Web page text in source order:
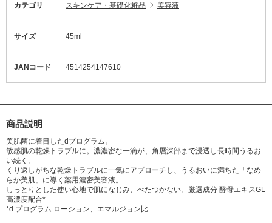
カテゴリ スキンケア・基礎化粧品 美容液
サイズ 45ml
JANコード 4514254147610
商品説明
美肌菌に着目したdプログラム。
敏感肌の乾燥トラブルに。濃濃密な一滴が、角層深部まで浸透し長時間うるお
い続く。
くり返しがちな乾燥トラブルに一気にアプローチし、うるおいに満ちた「なめ
らか美肌」に導く薬用濃密美容液。
しっとりとした使い心地で肌になじみ、べたつかない。厳選成分 酵母エキスGL
高濃度配合*
*d プログラム ローション、エマルジョン比